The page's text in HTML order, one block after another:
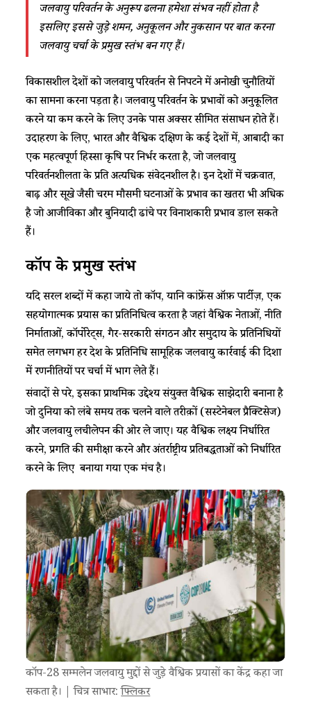
जलवायु परिवर्तन के अनुरूप ढलना हमेशा संभव नहीं होता है
इसलिए इससे जुड़े शमन, अनुकूलन और नुकसान पर बात करना
जलवायु चर्चा के प्रमुख स्तंभ बन गए हैं।
विकासशील देशों को जलवायु परिवर्तन से निपटने में अनोखी चुनौतियों
का सामना करना पड़ता है। जलवायु परिवर्तन के प्रभावों को अनुकूलित
करने या कम करने के लिए उनके पास अक्सर सीमित संसाधन होते हैं।
उदाहरण के लिए, भारत और वैश्विक दक्षिण के कई देशों में, आबादी का
एक महत्वपूर्ण हिस्सा कृषि पर निर्भर करता है, जो जलवायु
परिवर्तनशीलता के प्रति अत्यधिक संवेदनशील है। इन देशों में चक्रवात,
बाढ़ और सूखे जैसी चरम मौसमी घटनाओं के प्रभाव का खतरा भी अधिक
है जो आजीविका और बुनियादी ढांचे पर विनाशकारी प्रभाव डाल सकते
हैं।
कॉप के प्रमुख स्तंभ
यदि सरल शब्दों में कहा जाये तो कॉप, यानि कांफ्रेंस ऑफ़ पार्टीज़, एक
सहयोगात्मक प्रयास का प्रतिनिधित्व करता है जहां वैश्विक नेताओं, नीति
निर्माताओं, कॉर्पोरेट्स, गैर-सरकारी संगठन और समुदाय के प्रतिनिधियों
समेत लगभग हर देश के प्रतिनिधि सामूहिक जलवायु कार्रवाई की दिशा
में रणनीतियों पर चर्चा में भाग लेते हैं।
संवादों से परे, इसका प्राथमिक उद्देश्य संयुक्त वैश्विक साझेदारी बनाना है
जो दुनिया को लंबे समय तक चलने वाले तरीक़ों (सस्टेनेबल प्रैक्टिसेज)
और जलवायु लचीलेपन की ओर ले जाए। यह वैश्विक लक्ष्य निर्धारित
करने, प्रगति की समीक्षा करने और अंतर्राष्ट्रीय प्रतिबद्धताओं को निर्धारित
करने के लिए बनाया गया एक मंच है।
कॉप-28 सम्मलेन जलवायु मुद्दों से जुड़े वैश्विक प्रयासों का केंद्र कहा जा
सकता है। | चित्र साभार:फ्लिकर